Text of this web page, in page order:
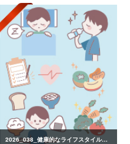
2026_038_健康的なライフスタイルのイラスト